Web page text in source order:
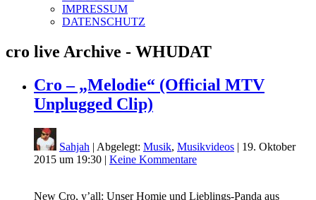
IMPRESSUM
DATENSCHUTZ
cro live Archive - WHUDAT
Cro – „Melodie“ (Official MTV
Unplugged Clip)
Sahjah | Abgelegt: Musik, Musikvideos | 19. Oktober
2015 um 19:30 | Keine Kommentare
New Cro, y’all: Unser Homie und Lieblings-Panda aus